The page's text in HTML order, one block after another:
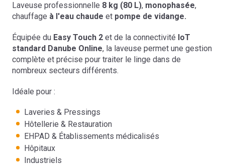
Laveuse professionnelle 8 kg (80 L), monophasée,
chauffage à l'eau chaude et pompe de vidange.
Équipée du Easy Touch 2 et de la connectivité IoT
standard Danube Online, la laveuse permet une gestion
complète et précise pour traiter le linge dans de
nombreux secteurs différents.
Idéale pour :
Laveries & Pressings
Hôtellerie & Restauration
EHPAD & Établissements médicalisés
Hôpitaux
Industriels